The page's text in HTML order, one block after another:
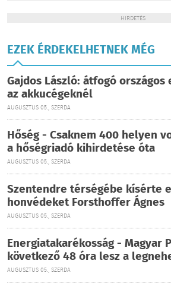
HIRDETÉS
EZEK ÉRDEKELHETNEK MÉG
Gajdos László: átfogó
az akkucégeknél
AUGUSZTUS 05., SZERDA
Hőség - Csaknem 400 helyen
a hőségriadó kihirdetése óta
AUGUSZTUS 05., SZERDA
Szentendre térségébe kísérte
honvédeket Forsthoffer Ágnes
AUGUSZTUS 05., SZERDA
Energiatakarékosság - Magyar
következő 48 óra lesz a
AUGUSZTUS 05., SZERDA